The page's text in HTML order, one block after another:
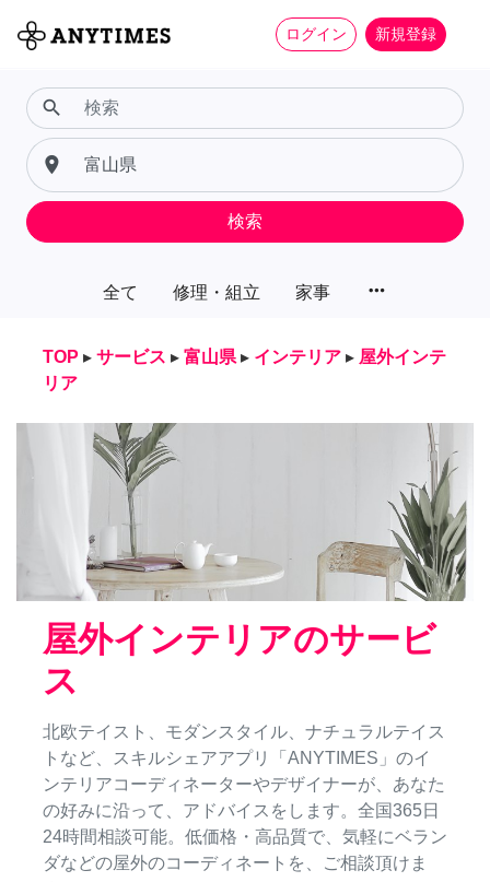
ログイン 新規登録
全て 修理・組立 家事 more_horiz
search
place
検索
TOP ▸ サービス ▸ 富山県 ▸ インテリア ▸ 屋外インテ
リア
屋外インテリアのサービ
ス
北欧テイスト、モダンスタイル、ナチュラルテイス
トなど、スキルシェアアプリ「ANYTIMES」のイ
ンテリアコーディネーターやデザイナーが、あなた
の好みに沿って、アドバイスをします。全国365日
24時間相談可能。低価格・高品質で、気軽にベラン
ダなどの屋外のコーディネートを、ご相談頂けま